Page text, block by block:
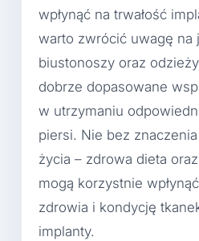
wpłynąć na trwałość
warto zwrócić uwagę na
biustonoszy oraz
dobrze dopasowane
w utrzymaniu
piersi. Nie bez
życia – zdrowa dieta
mogą korzystnie
zdrowia i kondycję
implanty.